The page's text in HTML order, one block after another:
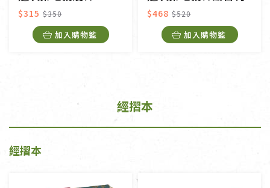
$315 $350
加入購物籃
$468 $520
加入購物籃
經摺本
經摺本